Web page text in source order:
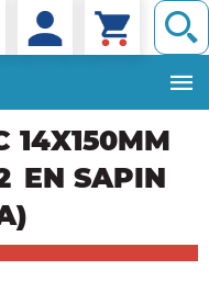
14X150MM
EN SAPIN